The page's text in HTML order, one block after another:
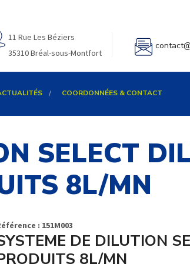
11 Rue Les Béziers
35310 Bréal-sous-Montfort
COORDONNÉES & CONTACT
SELECT
8L/MN
: 151M003
DE DILUTION
8L/MN